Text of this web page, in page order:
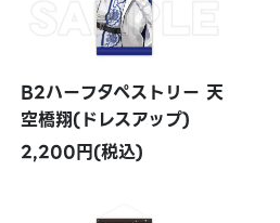
B2ハーフタペストリー 天
空橋翔(ドレスアップ)
2,200円(税込)